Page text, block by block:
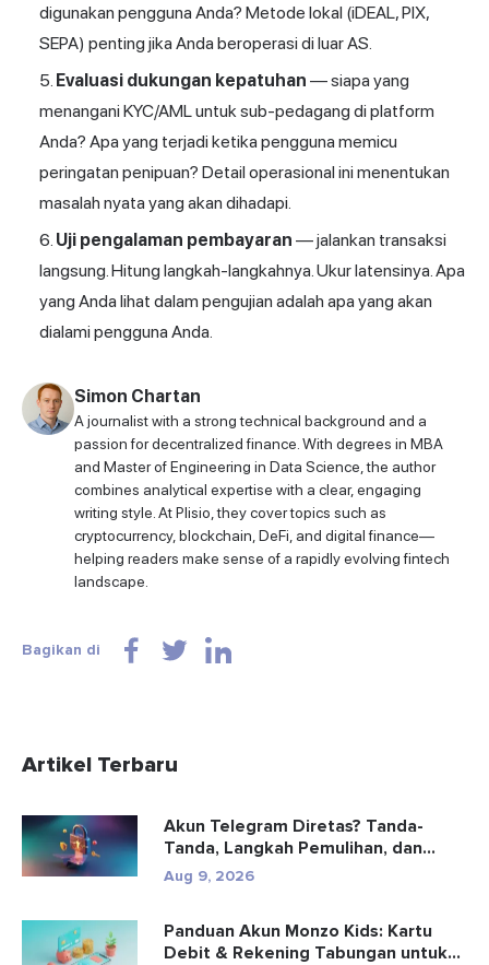
digunakan pengguna Anda? Metode lokal (iDEAL, PIX,
SEPA) penting jika Anda beroperasi di luar AS.
Evaluasi dukungan kepatuhan — siapa yang
menangani KYC/AML untuk sub-pedagang di platform
Anda? Apa yang terjadi ketika pengguna memicu
peringatan penipuan? Detail operasional ini menentukan
masalah nyata yang akan dihadapi.
Uji pengalaman pembayaran — jalankan transaksi
langsung. Hitung langkah-langkahnya. Ukur latensinya. Apa
yang Anda lihat dalam pengujian adalah apa yang akan
dialami pengguna Anda.
Simon Chartan
A journalist with a strong technical background and a
passion for decentralized finance. With degrees in MBA
and Master of Engineering in Data Science, the author
combines analytical expertise with a clear, engaging
writing style. At Plisio, they cover topics such as
cryptocurrency, blockchain, DeFi, and digital finance—
helping readers make sense of a rapidly evolving fintech
landscape.
Bagikan di
Artikel Terbaru
Akun Telegram Diretas? Tanda-
Tanda, Langkah Pemulihan, dan
Pencega...
Aug 9, 2026
Panduan Akun Monzo Kids: Kartu
Debit & Rekening Tabungan untuk...